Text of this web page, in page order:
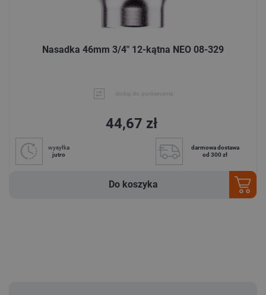
Nasadka 46mm 3/4" 12-kątna NEO 08-329
dodaj do porównania
44,67 zł
wysyłka
jutro
darmowa dostawa
od 300 zł
Do koszyka